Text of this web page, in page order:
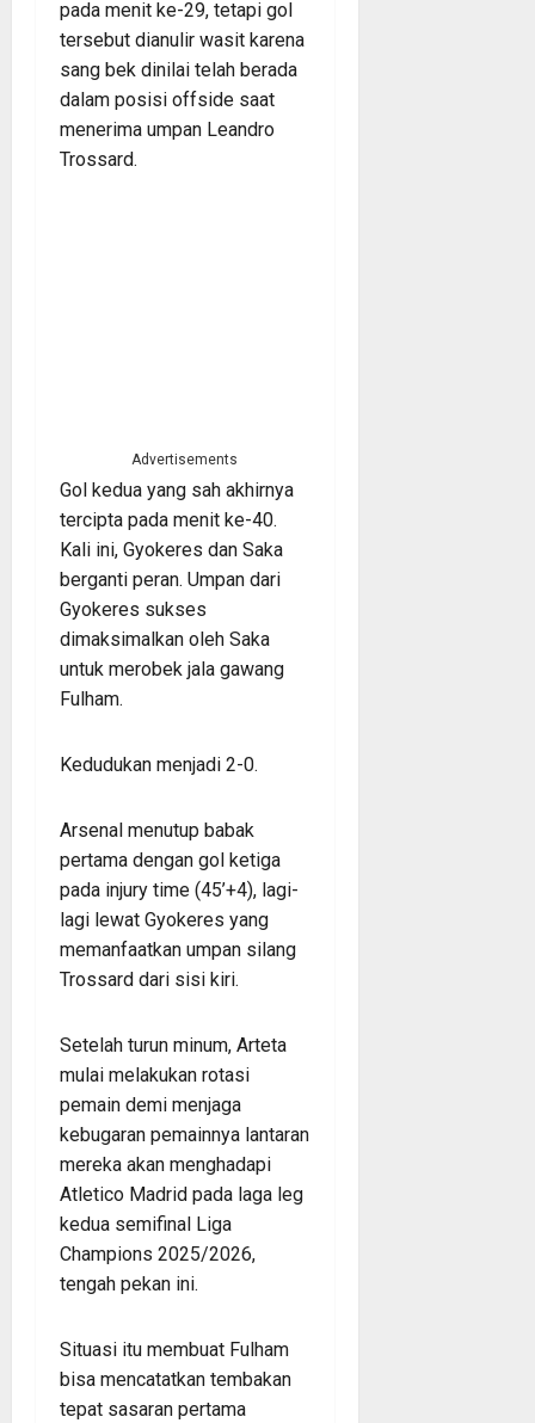
pada menit ke-29, tetapi gol
tersebut dianulir wasit karena
sang bek dinilai telah berada
dalam posisi offside saat
menerima umpan Leandro
Trossard.
Advertisements
Gol kedua yang sah akhirnya
tercipta pada menit ke-40.
Kali ini, Gyokeres dan Saka
berganti peran. Umpan dari
Gyokeres sukses
dimaksimalkan oleh Saka
untuk merobek jala gawang
Fulham.
Kedudukan menjadi 2-0.
Arsenal menutup babak
pertama dengan gol ketiga
pada injury time (45’+4), lagi-
lagi lewat Gyokeres yang
memanfaatkan umpan silang
Trossard dari sisi kiri.
Setelah turun minum, Arteta
mulai melakukan rotasi
pemain demi menjaga
kebugaran pemainnya lantaran
mereka akan menghadapi
Atletico Madrid pada laga leg
kedua semifinal Liga
Champions 2025/2026,
tengah pekan ini.
Situasi itu membuat Fulham
bisa mencatatkan tembakan
tepat sasaran pertama